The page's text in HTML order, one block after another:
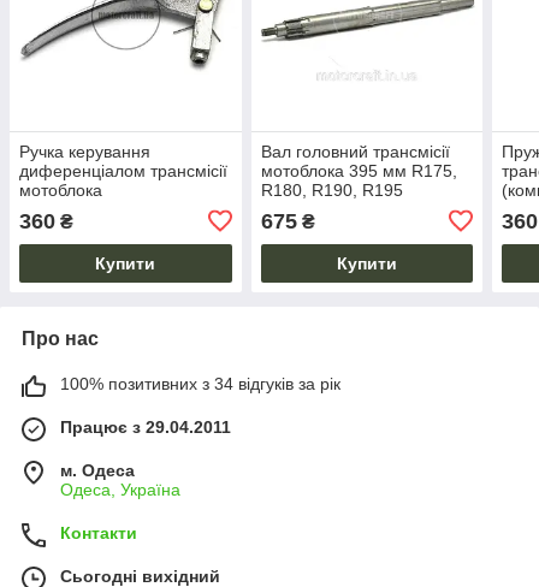
Ручка керування
диференціалом трансмісії
мотоблока
360 ₴
Купити
Вал головний трансмісії
мотоблока 395 мм R175,
R180, R190, R195
675₴
Купити
360
Про нас
100% позитивних з 34 відгуків за рік
Працює з 29.04.2011
м. Одеса
Одеса, Україна
Контакти
Сьогодні вихідний